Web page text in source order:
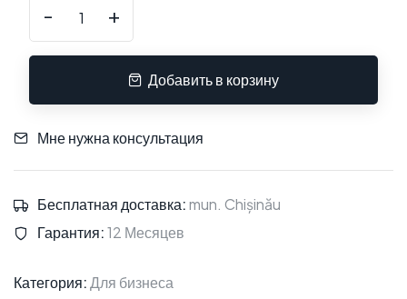
- +
Добавить в корзину
Мне нужна консультация
Бесплатная доставка:mun. Chișinău
Гарантия:12 Месяцев
Категория:Для бизнеса